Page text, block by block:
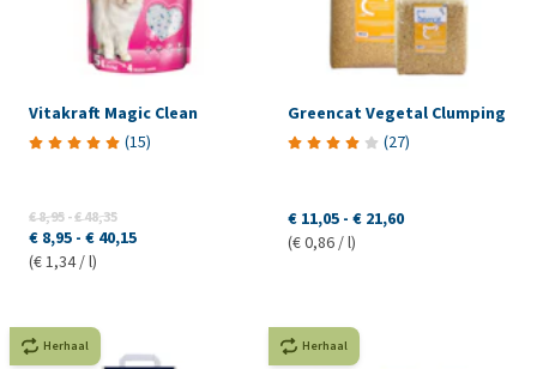
Vitakraft Magic Clean
(15)
€ 8,95-€ 48,35
€ 8,95 - € 40,15
(€ 1,34 / l)
Greencat Vegetal Clumping
(27)
€ 11,05 - € 21,60
(€ 0,86 / l)
Herhaal Herhaal